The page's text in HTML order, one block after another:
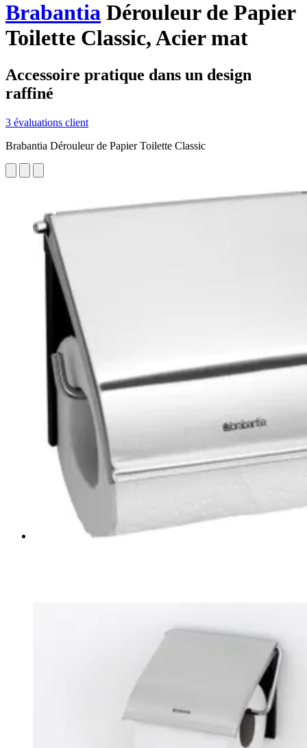
Brabantia Dérouleur de Papier
Toilette Classic, Acier mat
Accessoire pratique dans un design
raffiné
3 évaluations client
Brabantia Dérouleur de Papier Toilette Classic